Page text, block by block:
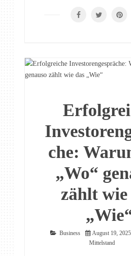
che:
„Wo“
zählt wie
Business August 19, 2025
Mittelstand